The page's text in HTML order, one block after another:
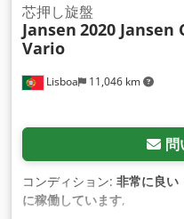
Lisboa 11,046 km
芯押し旋盤
Jansen 2020 Jansen
Vario
問
コンディション: 非常に良い
に稼働しています,